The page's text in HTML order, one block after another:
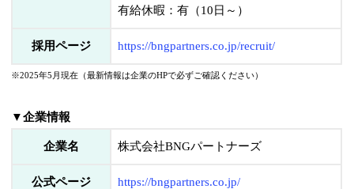
有給休暇：有（10日～）
採用ページ https://bngpartners.co.jp/recruit/
※2025年5月現在（最新情報は企業のHPで必ずご確認ください）
▼企業情報
企業名 株式会社BNGパートナーズ
公式ページ https://bngpartners.co.jp/